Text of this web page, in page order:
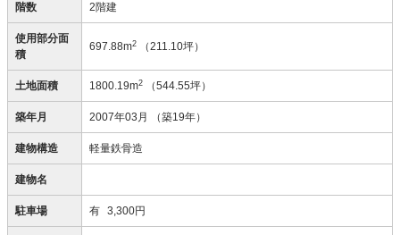
階数 2階建
使用部分面
積
697.88m2 （211.10坪）
土地面積 1800.19m2 （544.55坪）
築年月 2007年03月 （築19年）
建物構造 軽量鉄骨造
建物名
駐車場 有 3,300円